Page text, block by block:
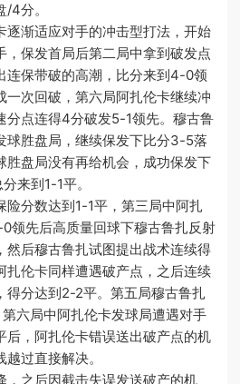
4分。
逐渐适应对手的冲击型打法，开始
，保发首局后第二局中拿到破发点
连保带破的高潮，比分来到4-0领
一次回破，第六局阿扎伦卡继续冲
分点连得4分破发5-1领先。穆古鲁
球胜盘局，继续保发下比分3-5落
胜盘局没有再给机会，成功保发下
来到1-1平。
险分数达到1-1平，第三局中阿扎
领先后高质量回球下穆古鲁扎反射
然后穆古鲁扎试图提出战术连续得
扎伦卡同样遭遇破产点，之后连续
得分达到2-2平。第五局穆古鲁扎
六局中阿扎伦卡发球局遭遇对手
，阿扎伦卡错误送出破产点的机
过直接解决。
，之后因截击失误发送破产的机